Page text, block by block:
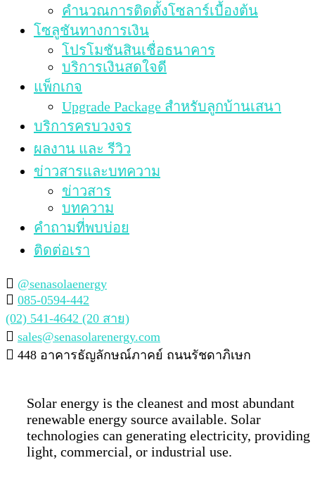
คำนวณการติดตั้งโซลาร์เบื้องต้น
โซลูชันทางการเงิน
โปรโมชันสินเชื่อธนาคาร
บริการเงินสดใจดี
แพ็กเกจ
Upgrade Package สำหรับลูกบ้านเสนา
บริการครบวงจร
ผลงาน และ รีวิว
ข่าวสารและบทความ
ข่าวสาร
บทความ
คำถามที่พบบ่อย
ติดต่อเรา
@senasolaenergy
085-0594-442
(02) 541-4642 (20 สาย)
sales@senasolarenergy.com
448 อาคารธัญลักษณ์ภาคย์ ถนนรัชดาภิเษก
Solar energy is the cleanest and most abundant
renewable energy source available. Solar
technologies can generating electricity, providing
light, commercial, or industrial use.